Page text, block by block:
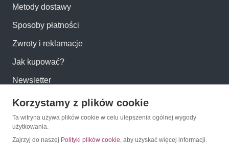
Metody dostawy
Sposoby płatności
Zwroty i reklamacje
Jak kupować?
Newsletter
Konto
Moje konto
Korzystamy z plików cookie
Ta witryna używa plików cookie w celu ulepszenia ogólnej wygody
użytkowania.
Zajrzyj do naszej Polityki plików cookie, aby uzyskać więcej informacji.